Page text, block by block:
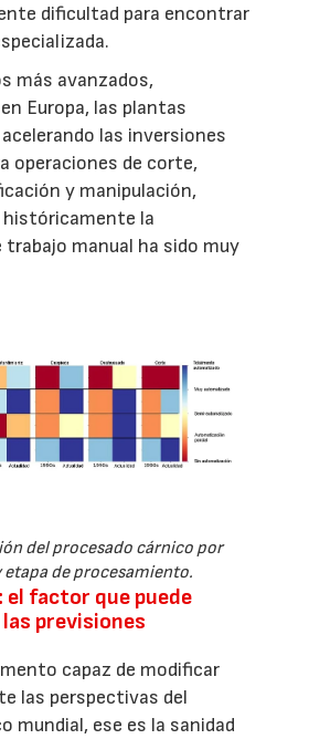
dificultad para encontrar
más avanzados,
Europa, las plantas
las inversiones
operaciones de corte,
y manipulación,
la
trabajo manual ha sido muy
del procesado cárnico por
etapa de procesamiento.
el factor que puede
previsiones
capaz de modificar
las perspectivas del
mundial, ese es la sanidad